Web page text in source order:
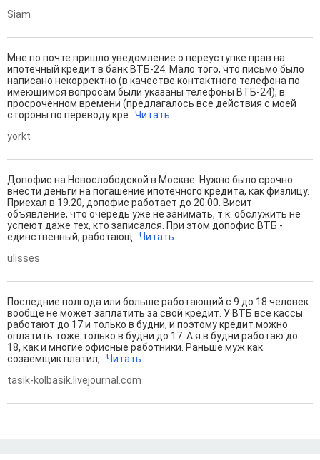
Siam
Мне по почте пришло уведомление о переуступке прав на
ипотечный кредит в банк ВТБ-24. Мало того, что письмо было
написано некорректно (в качестве контактного телефона по
имеющимся вопросам были указаны телефоны ВТБ-24), в
просроченном времени (предлагалось все действия с моей
стороны по переводу кре... Читать
yorkt
Допофис на Новослободской в Москве. Нужно было срочно
внести деньги на погашение ипотечного кредита, как физлицу.
Приехал в 19.20, допофис работает до 20.00. Висит
объявление, что очередь уже не занимать, т.к. обслужить не
успеют даже тех, кто записался. При этом допофис ВТБ -
единственный, работающ... Читать
ulisses
Последние полгода или больше работающий с 9 до 18 человек
вообще не может заплатить за свой кредит. У ВТБ все кассы
работают до 17 и только в будни, и поэтому кредит можно
оплатить тоже только в будни до 17. А я в будни работаю до
18, как и многие офисные работники. Раньше муж как
созаемщик платил,... Читать
tasik-kolbasik.livejournal.com